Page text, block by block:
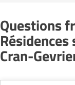
Questions
Cran-